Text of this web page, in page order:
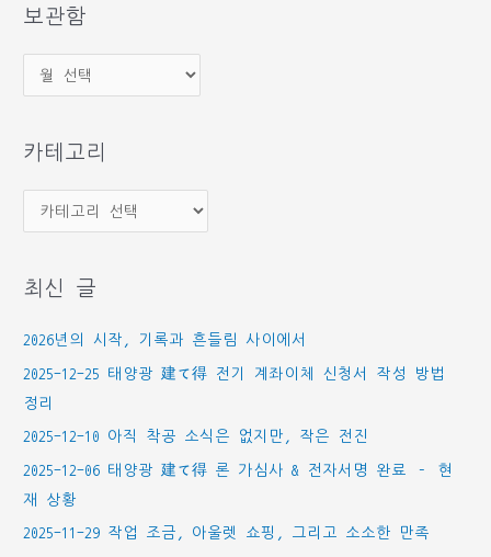
상
보관함
관
카테고리
테
리
최신 글
2026년의 시작, 기록과 흔들림 사이에서
2025-12-25 태양광 建て得 전기 계좌이체 신청서 작성 방법
정리
2025-12-10 아직 착공 소식은 없지만, 작은 전진
2025-12-06 태양광 建て得 론 가심사 & 전자서명 완료 – 현
재 상황
2025-11-29 작업 조금, 아울렛 쇼핑, 그리고 소소한 만족